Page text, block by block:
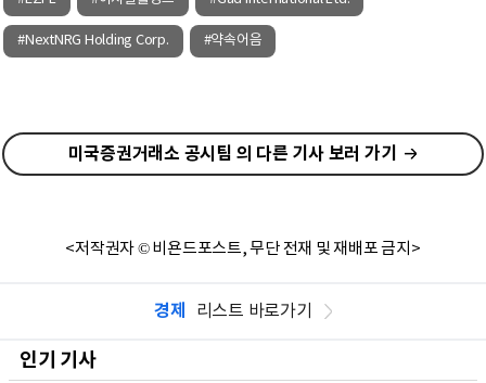
#NextNRG Holding Corp. #약속어음
미국증권거래소 공시팀 의 다른 기사 보러 가기
<저작권자 © 비욘드포스트, 무단 전재 및 재배포 금지>
경제 리스트 바로가기
인기 기사